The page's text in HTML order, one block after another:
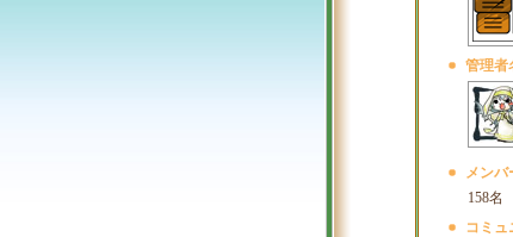
管理者
メンバ
158名
コミュ